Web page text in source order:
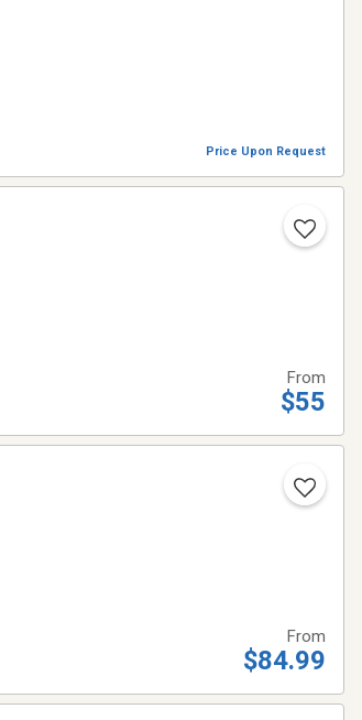
Price Upon Request
From
$55
From
$84.99